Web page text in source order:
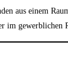
aus einem